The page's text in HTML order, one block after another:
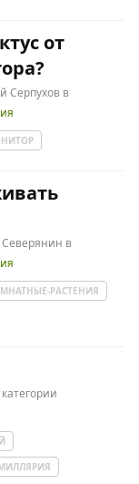
от
Серпухов в
в
РАСТЕНИЯ
категории